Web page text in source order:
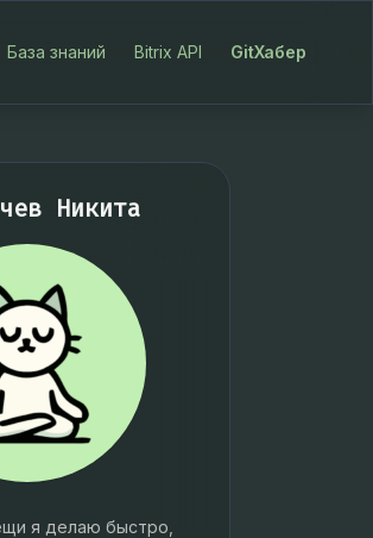
База знаний Bitrix API GitХабер
Никита
я делаю быстро,